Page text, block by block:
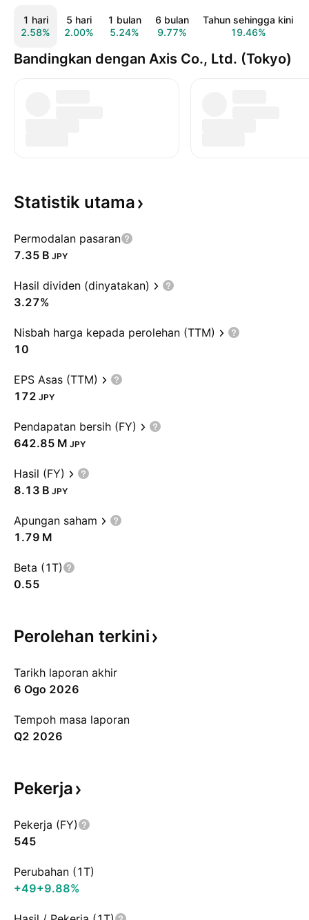
1 hari
2.58%
5 hari
2.00%
1 bulan
5.24%
6 bulan
9.77%
Tahun sehingga kini
19.46%
Bandingkan dengan Axis Co., Ltd. (Tokyo)
Statistik utama
Permodalan pasaran
‪7.35 B‬ JPY
Hasil dividen (dinyatakan)
3.27%
Nisbah harga kepada perolehan (TTM)
10
EPS Asas (TTM)
172 JPY
Pendapatan bersih (FY)
‪642.85 M‬ JPY
Hasil (FY)
‪8.13 B‬ JPY
Apungan saham
‪1.79 M‬
Beta (1T)
0.55
Perolehan terkini
Tarikh laporan akhir
6 Ogo 2026
Tempoh masa laporan
Q2 2026
Pekerja
Pekerja (FY)
545
Perubahan (1T)
+49+9.88%